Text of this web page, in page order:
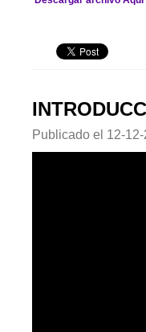
Publicado el 12-